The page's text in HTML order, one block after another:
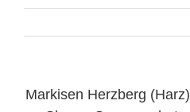
Markisen Herzberg